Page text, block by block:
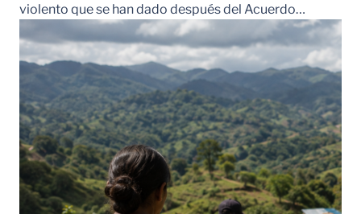
violento que se han dado después del Acuerdo…